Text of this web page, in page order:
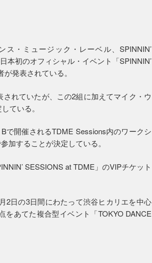
・ミュージック・レーベル、SPINNIN’
本初のオフィシャル・イベント「SPINNIN’
発表されている。
れていたが、この2組に加えてマイク・ウ
ている。
で開催されるTDME Sessions内のワークシ
加することが決定している。
SESSIONS at TDME」のVIPチケット
2日の3日間にわたって渋谷ヒカリエを中心
あてた複合型イベント「TOKYO DANCE